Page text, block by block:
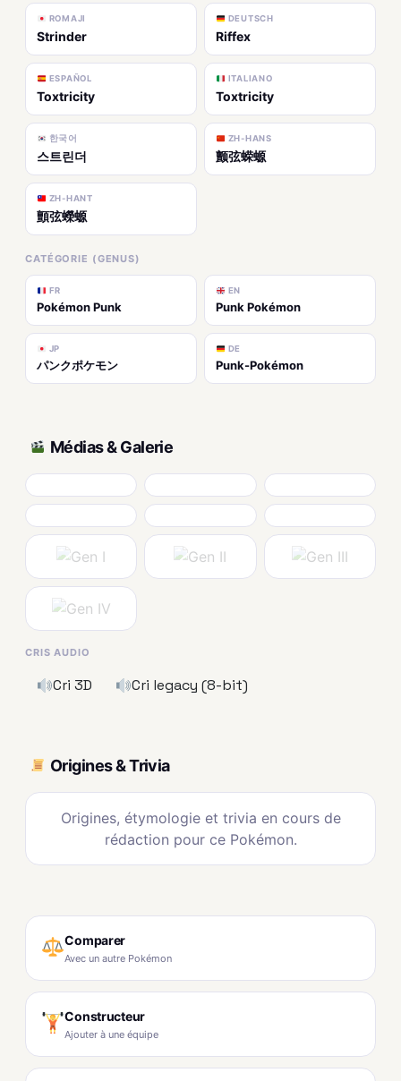
ROMAJI
Strinder
DEUTSCH
Riffex
ESPAÑOL
Toxtricity
ITALIANO
Toxtricity
한국어
스트린더
ZH-HANS
颤弦蝾螈
ZH-HANT
顫弦蠑螈
CATÉGORIE (GENUS)
FR
Pokémon Punk
EN
Punk Pokémon
JP
パンクポケモン
DE
Punk-Pokémon
Médias & Galerie
CRIS AUDIO
Cri 3D Cri legacy (8-bit)
Origines & Trivia
Origines, étymologie et trivia en cours de
rédaction pour ce Pokémon.
Comparer
Avec un autre Pokémon
Constructeur
Ajouter à une équipe